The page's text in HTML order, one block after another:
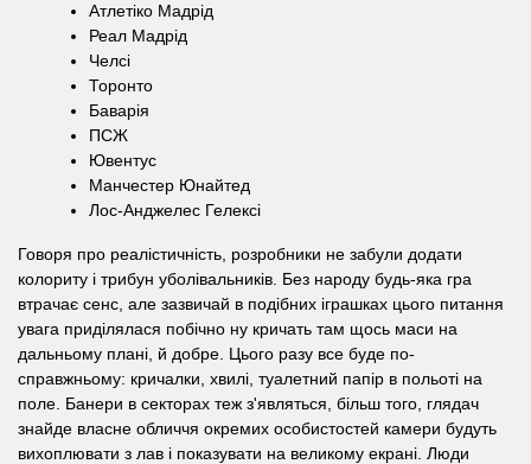
Атлетіко Мадрід
Реал Мадрід
Челсі
Торонто
Баварія
ПСЖ
Ювентус
Манчестер Юнайтед
Лос-Анджелес Гелексі
Говоря про реалістичність, розробники не забули додати
колориту і трибун уболівальників. Без народу будь-яка гра
втрачає сенс, але зазвичай в подібних іграшках цього питання
увага приділялася побічно ну кричать там щось маси на
дальньому плані, й добре. Цього разу все буде по-
справжньому: кричалки, хвилі, туалетний папір в польоті на
поле. Банери в секторах теж з'являться, більш того, глядач
знайде власне обличчя окремих особистостей камери будуть
вихоплювати з лав і показувати на великому екрані. Люди